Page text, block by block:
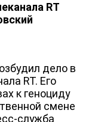
RT
дело в
RT. Его
к геноциду
смене
служба